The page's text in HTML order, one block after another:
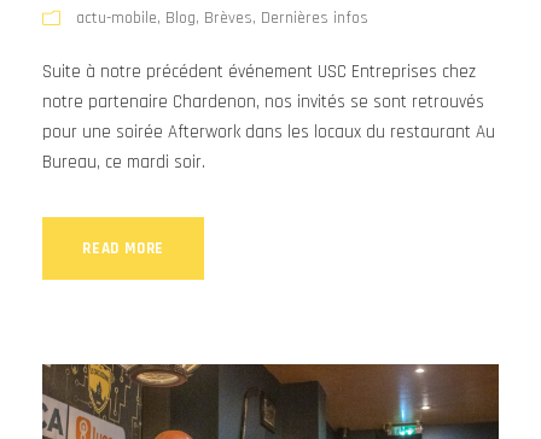
actu-mobile, Blog, Brèves, Dernières infos
Suite à notre précédent événement USC Entreprises chez
notre partenaire Chardenon, nos invités se sont retrouvés
pour une soirée Afterwork dans les locaux du restaurant Au
Bureau, ce mardi soir.
READ MORE